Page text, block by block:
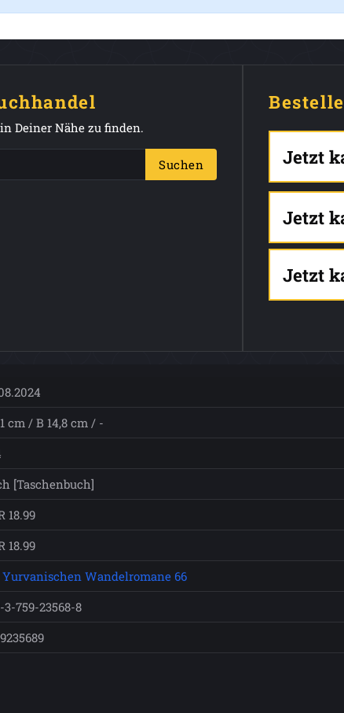
Deiner Nähe zu finden.
Suchen Jetzt
Jetzt
Jetzt
cm / B 14,8 cm / -
[Taschenbuch]
18.99
18.99
Yurvanischen Wandelromane 66
3-759-23568-8